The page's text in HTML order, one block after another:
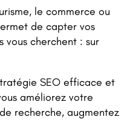
le commerce ou
de capter vos
vous cherchent : sur
SEO efficace et
améliorez votre
recherche, augmentez